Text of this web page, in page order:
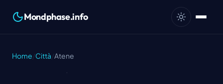
Mondphase.info
Home Città Atene